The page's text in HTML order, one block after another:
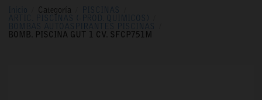
Inicio Categoría PISCINAS
ARTIC. PISCINAS (-PROD. QUIMICOS)
BOMBAS AUTOASPIRANTES PISCINAS
BOMB. PISCINA GUT 1 CV. SFCP751M